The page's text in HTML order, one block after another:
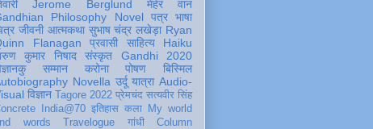
Jerome Berglund
मेहेर वान
Philosophy
Novel पत्र भाषा
जीवनी आत्मकथा सुभाष चंद्र लखेड़ा Ryan
Flanagan
प्रवासी साहित्य
Haiku
कुमार निषाद
संस्कृत
Gandhi 2020
सम्मान करोना पोषण
बिस्मिल
Novella उर्दू यात्रा Audio-
विज्ञान Tagore 2022 प्रेमचंद सत्यवीर सिंह
India@70 इतिहास कला
My world
words
Travelogue गांधी
Column